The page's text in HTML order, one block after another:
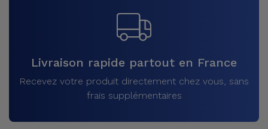
Livraison rapide partout en France
Recevez votre produit directement chez vous, sans
frais supplémentaires